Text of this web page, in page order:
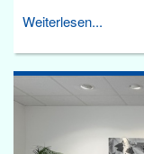
Weiterlesen...